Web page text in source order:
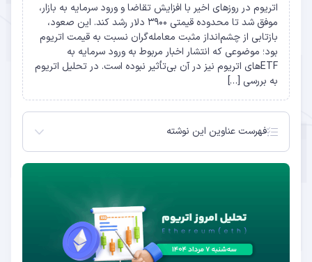
اتریوم در روزهای اخیر با افزایش تقاضا و ورود سرمایه به بازار،
موفق شد تا محدوده قیمتی ۳۹۰۰ دلار رشد کند. این صعود،
بازتابی از چشم‌انداز مثبت معامله‌گران نسبت به قیمت اتریوم
بود؛ موضوعی که انتشار اخبار مربوط به ورود سرمایه به
ETFهای اتریوم نیز در آن بی‌تأثیر نبوده است. در تحلیل اتریوم
به بررسی […]
فهرست عناوین این نوشته